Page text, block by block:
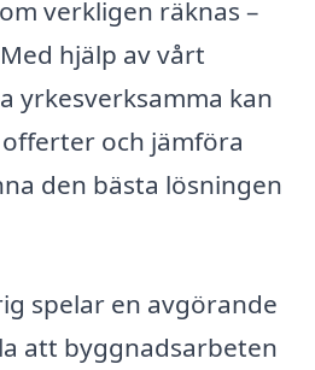
verkligen räknas –
hjälp av vårt
yrkesverksamma kan
och jämföra
den bästa lösningen
spelar en avgörande
att byggnadsarbeten